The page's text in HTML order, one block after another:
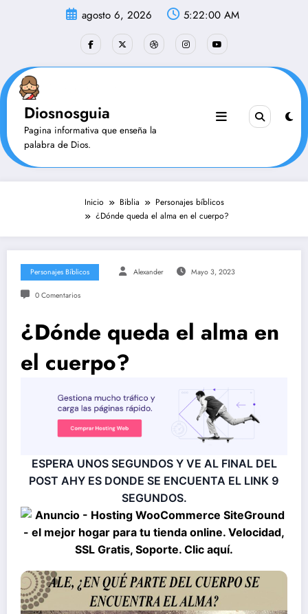
agosto 6, 2026 5:22:01 AM
Diosnosguia
Pagina informativa que enseña la
palabra de Dios.
Inicio Biblia
Personajes bíblicos
¿Dónde queda el alma en el cuerpo?
Personajes Bíblicos Alexander Mayo 3, 2023
0 Comentarios
¿Dónde queda el alma en
el cuerpo?
ESPERA UNOS SEGUNDOS Y VE AL FINAL DEL
POST AHY ES DONDE SE ENCUENTA EL LINK 9
SEGUNDOS.